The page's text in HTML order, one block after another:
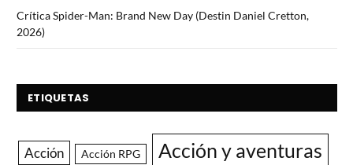
Crítica Spider-Man: Brand New Day (Destin Daniel Cretton,
2026)
ETIQUETAS
Acción Acción RPG Acción y aventuras